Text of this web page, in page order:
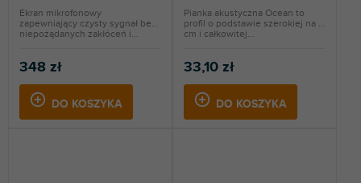
348 zł
DO KOSZYKA
Ekran mikrofonowy
zapewniający czysty sygnał bez
niepożądanych zakłóceń i...
33,10 zł
DO KOSZYKA
Pianka akustyczna Ocean to
profil o podstawie szerokiej na 3
cm i całkowitej...